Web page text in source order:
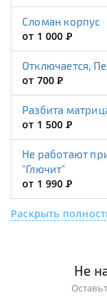
Сломан корпус
от 1 000Р
Отключается,
от 700Р
Разбита
от 1 500Р
Не работают
"Глючит"
от 1 990Р
Раскрыть
Не